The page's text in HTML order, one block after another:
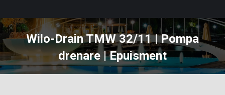
Wilo-Drain TMW 32/11 | Pompa
drenare | Epuisment
You are here: